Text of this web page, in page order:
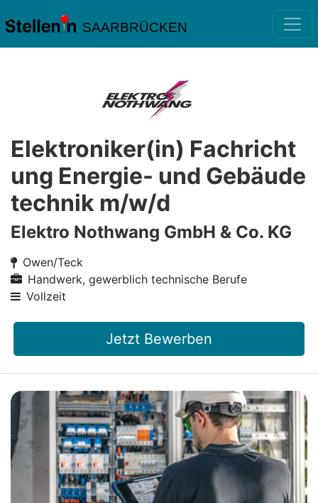
SAARBRÜCKEN
Elektroniker(in) Fachricht
ung Energie- und Gebäude
technik m/w/d
Elektro Nothwang GmbH & Co. KG
Owen/Teck
Handwerk, gewerblich technische Berufe
Vollzeit
Jetzt Bewerben